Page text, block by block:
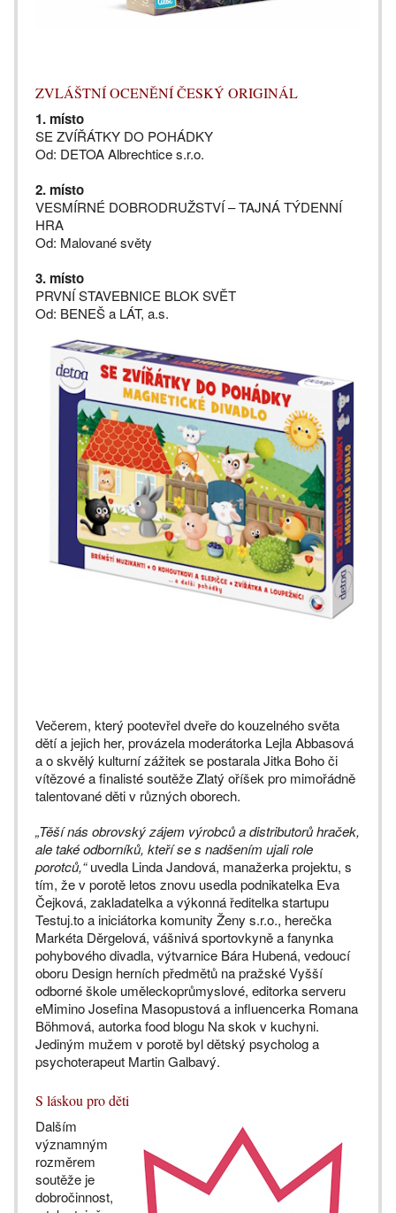
ZVLÁŠTNÍ OCENĚNÍ ČESKÝ ORIGINÁL
1. místo
SE ZVÍŘÁTKY DO POHÁDKY
Od: DETOA Albrechtice s.r.o.
2. místo
VESMÍRNÉ DOBRODRUŽSTVÍ – TAJNÁ TÝDENNÍ
HRA
Od: Malované světy
3. místo
PRVNÍ STAVEBNICE BLOK SVĚT
Od: BENEŠ a LÁT, a.s.
Večerem, který pootevřel dveře do kouzelného světa
dětí a jejich her, provázela moderátorka Lejla Abbasová
a o skvělý kulturní zážitek se postarala Jitka Boho či
vítězové a finalisté soutěže Zlatý oříšek pro mimořádně
talentované děti v různých oborech.
„Těší nás obrovský zájem výrobců a distributorů hraček,
ale také odborníků, kteří se s nadšením ujali role
porotců,“uvedla Linda Jandová, manažerka projektu, s
tím, že v porotě letos znovu usedla podnikatelka Eva
Čejková, zakladatelka a výkonná ředitelka startupu
Testuj.to a iniciátorka komunity Ženy s.r.o., herečka
Markéta Děrgelová, vášnivá sportovkyně a fanynka
pohybového divadla, výtvarnice Bára Hubená, vedoucí
oboru Design herních předmětů na pražské Vyšší
odborné škole uměleckoprůmyslové, editorka serveru
eMimino Josefina Masopustová a influencerka Romana
Böhmová, autorka food blogu Na skok v kuchyni.
Jediným mužem v porotě byl dětský psycholog a
psychoterapeut Martin Galbavý.
S láskou pro děti
Dalším
významným
rozměrem
soutěže je
dobročinnost,